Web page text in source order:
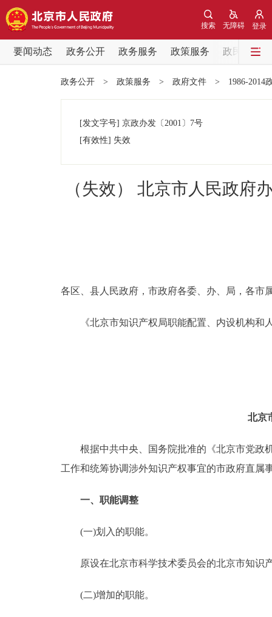
登录
无障碍
搜索
要闻动态 政务公开 政务服务 政策服务
政民互动
党中央精神
政务公开
政民互动
12345网上接诉即办
参与调查
走进北京
北京概况
政务公开 > 政策服务 > 政府文件 > 1986-2014
[发文字号] 京政办发 〔2001〕 7号
[有效性] 失效
（失效） 北京市人民政府
各区、县人民政府，市政府各委、办、局，各市
《北京市知识产权局职能配置、内设机构和
北京
根据中共中央、国务院批准的《北京市党政机
工作和统筹协调涉外知识产权事宜的市政府直属
一、职能调整
(一)划入的职能。
原设在北京市科学技术委员会的北京市知识
(二)增加的职能。